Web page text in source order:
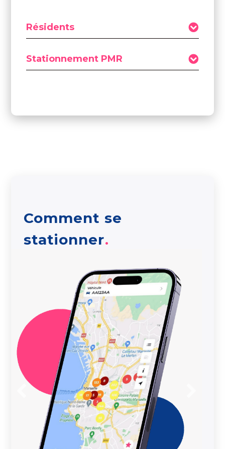
Résidents
Stationnement PMR
Comment se
stationner